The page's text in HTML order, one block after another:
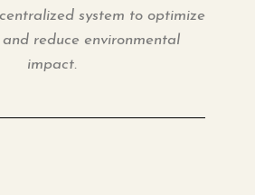
system to optimize
and reduce environmental
impact.